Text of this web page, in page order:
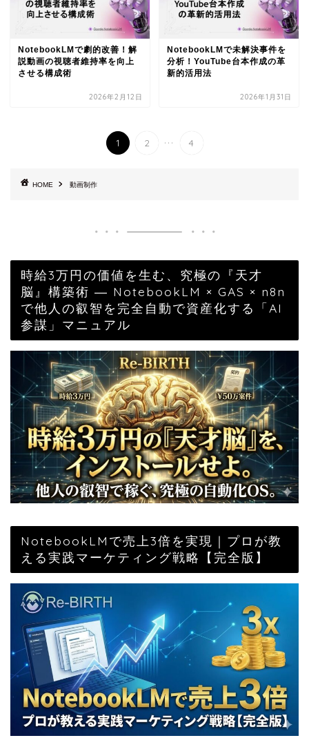
NotebookLMで劇的改善！解
説動画の視聴者維持率を向上
させる構成術
2026年2月12日
NotebookLMで未解決事件を
分析！YouTube台本作成の革
新的活用法
2026年1月31日
1 2 ... 4
HOME 動画制作
時給3万円の価値を生む、究極の『天才
脳』構築術 ― NotebookLM × GAS × n8n
で他人の叡智を完全自動で資産化する「AI
参謀」マニュアル
NotebookLMで売上3倍を実現｜プロが教
える実践マーケティング戦略【完全版】